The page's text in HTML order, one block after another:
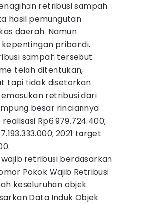
retribusi sampah
hasil pemungutan
daerah. Namun
pribandi.
sampah tersebut
telah ditentukan,
tapi tidak disetorkan
retribusi dari
besar rinciannya
Rp6.979.724.400;
2021 target
retribusi berdasarkan
Pokok Wajib Retribusi
keseluruhan objek
Data Induk Objek